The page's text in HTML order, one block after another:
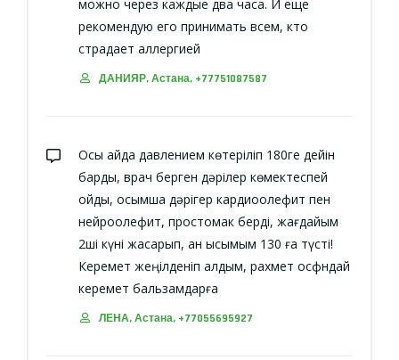
можно через каждые два часа. И еще
рекомендую его принимать всем, кто
страдает аллергией
ДАНИЯР, Астана, +77751087587
Осы айда давлением көтеріліп 180ге дейін
барды, врач берген дәрілер көмектеспей
қойды, қосымша дәрігер кардиоолефит пен
нейроолефит, простомак берді, жағдайым
2ші күні жақсарып, қан қысымым 130 ға түсті!
Керемет жеңілденіп қалдым, рахмет осфндай
керемет бальзамдарға
ЛЕНА, Астана, +77055695927